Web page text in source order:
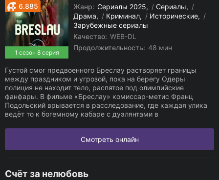
1 сезон 8 серия
6.885
Жанр: Сериалы 2025 / Сериалы
/
Драма
/ Криминал / Исторические
/
Зарубежные сериалы
Качество: WEB-DL
Продолжительность: 48 мин
Густой смог предвоенного Бреслау растворяет границы
между праздником и угрозой, пока на берегу Одеры
полиция не находит тело, распятое под олимпийские
фанфары. В фильме «Бреслау» комиссар-метис Франц
Подольский врывается в расследование, где каждая улика
ведёт то к богемному кабаре с дуэлянтами в
Смотреть онлайн
Счёт за нелюбовь